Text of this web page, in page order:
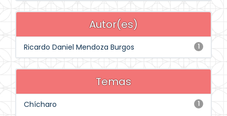
Autor(es)
1
Ricardo Daniel Mendoza Burgos
Temas
1
Chícharo